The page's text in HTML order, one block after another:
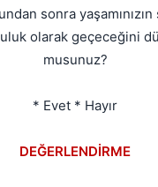
sonra
olarak geçeceğini
musunuz?
* Evet * Hayır
DEĞERLENDİRME